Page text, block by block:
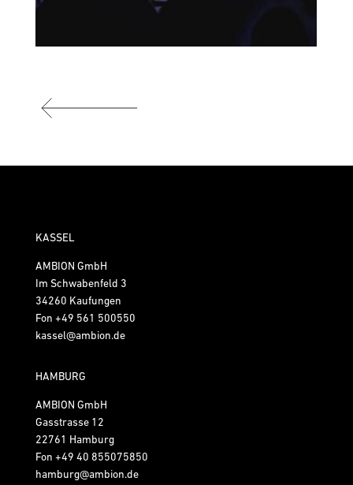
KASSEL
AMBION GmbH
Im Schwabenfeld 3
34260 Kaufungen
Fon +49 561 500550
kassel@ambion.de
HAMBURG
AMBION GmbH
Gasstrasse 12
22761 Hamburg
Fon +49 40 855075850
hamburg@ambion.de